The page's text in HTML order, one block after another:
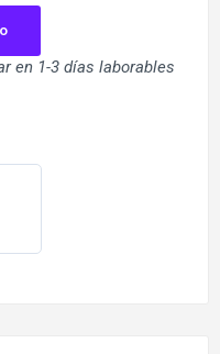
en 1-3 días laborables